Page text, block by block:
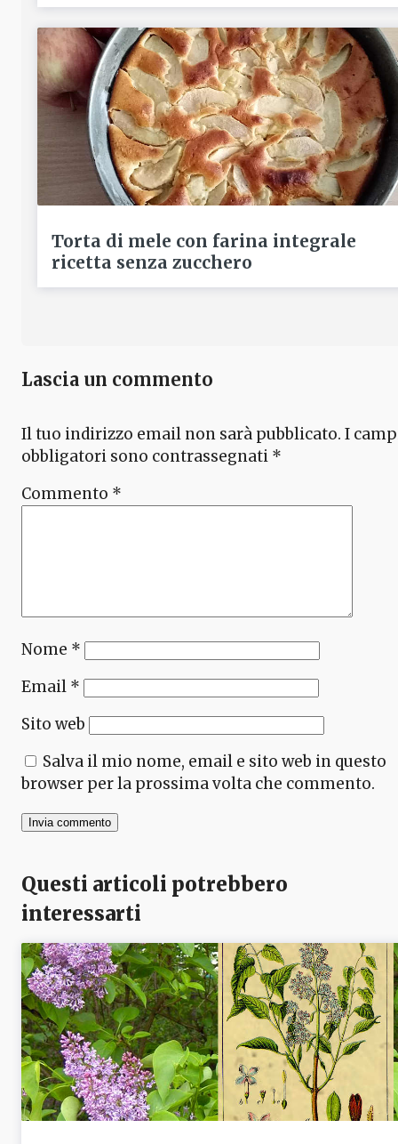
Torta di mele con farina integrale
ricetta senza zucchero
Lascia un commento
Il tuo indirizzo email non sarà pubblicato. I
obbligatori sono contrassegnati *
Commento *
Nome *
Email *
Sito web
Salva il mio nome, email e sito web in questo
browser per la prossima volta che commento.
Questi articoli potrebbero
interessarti